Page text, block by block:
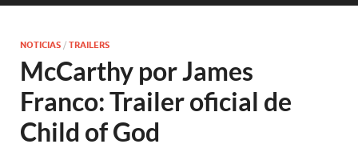
NOTICIAS / TRAILERS
McCarthy por James
Franco: Trailer oficial de
Child of God